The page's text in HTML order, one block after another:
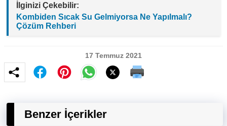
İlginizi Çekebilir:
Kombiden Sıcak Su Gelmiyorsa Ne Yapılmalı?
Çözüm Rehberi
17 Temmuz 2021
Benzer İçerikler